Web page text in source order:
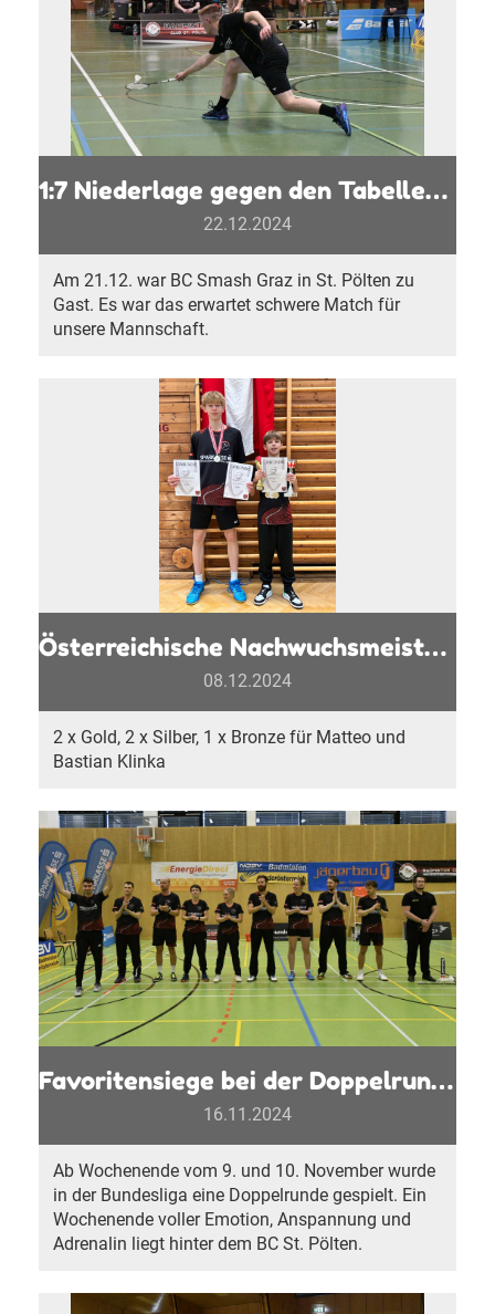
1:7 Niederlage gegen den Tabellenführer
22.12.2024
Am 21.12. war BC Smash Graz in St. Pölten zu
Gast. Es war das erwartet schwere Match für
unsere Mannschaft.
Österreichische Nachwuchsmeisterschaften
08.12.2024
2 x Gold, 2 x Silber, 1 x Bronze für Matteo und
Bastian Klinka
Favoritensiege bei der Doppelrunde
16.11.2024
Ab Wochenende vom 9. und 10. November wurde
in der Bundesliga eine Doppelrunde gespielt. Ein
Wochenende voller Emotion, Anspannung und
Adrenalin liegt hinter dem BC St. Pölten.